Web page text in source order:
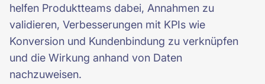
helfen Produktteams dabei, Annahmen zu
validieren, Verbesserungen mit KPIs wie
Konversion und Kundenbindung zu verknüpfen
und die Wirkung anhand von Daten
nachzuweisen.